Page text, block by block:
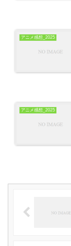
アニメ感想_2025
アニメ感想_2025